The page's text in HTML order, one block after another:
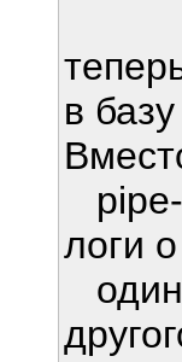
в базу
логи
один